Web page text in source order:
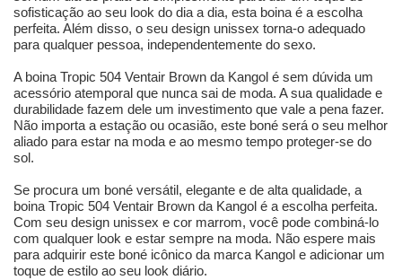
sofisticação ao seu look do dia a dia, esta boina é a escolha
perfeita. Além disso, o seu design unissex torna-o adequado
para qualquer pessoa, independentemente do sexo.
A boina Tropic 504 Ventair Brown da Kangol é sem dúvida um
acessório atemporal que nunca sai de moda. A sua qualidade e
durabilidade fazem dele um investimento que vale a pena fazer.
Não importa a estação ou ocasião, este boné será o seu melhor
aliado para estar na moda e ao mesmo tempo proteger-se do
sol.
Se procura um boné versátil, elegante e de alta qualidade, a
boina Tropic 504 Ventair Brown da Kangol é a escolha perfeita.
Com seu design unissex e cor marrom, você pode combiná-lo
com qualquer look e estar sempre na moda. Não espere mais
para adquirir este boné icônico da marca Kangol e adicionar um
toque de estilo ao seu look diário.